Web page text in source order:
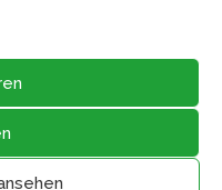
durchGemeinde Geratal
Transparenzportal